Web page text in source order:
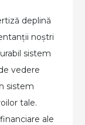
deplină
noștri
sistem
vedere
sistem
tale.
ale